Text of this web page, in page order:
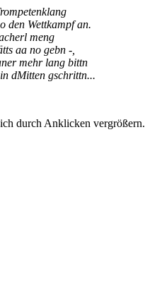
den Wettkampf an.
meng
aa no gebn -,
mehr lang bittn
dMitten gschrittn...
durch Anklicken vergrößern.